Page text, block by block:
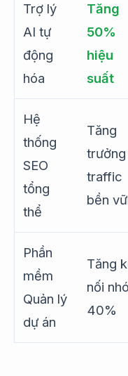
Trợ lý
AI tự
động
hóa
Tăng
50%
hiệu
suất
Hệ
thống
SEO
tổng
thể
Tăng
trưởng
traffic
bền
Phần
mềm
Quản lý
dự án
Tăng
nối
40%